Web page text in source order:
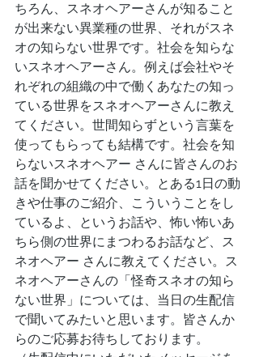
ちろん、スネオヘアーさんが知ること
が出来ない異業種の世界、それがスネ
オの知らない世界です。社会を知らな
いスネオヘアーさん。例えば会社やそ
れぞれの組織の中で働くあなたの知っ
ている世界をスネオヘアーさんに教え
てください。世間知らずという言葉を
使ってもらっても結構です。社会を知
らないスネオヘアー さんに皆さんのお
話を聞かせてください。とある1日の動
きや仕事のご紹介、こういうことをし
ているよ、というお話や、怖い怖いあ
ちら側の世界にまつわるお話など、ス
ネオヘアー さんに教えてください。ス
ネオヘアーさんの「怪奇スネオの知ら
ない世界」については、当日の生配信
で聞いてみたいと思います。皆さんか
らのご応募お待ちしております。